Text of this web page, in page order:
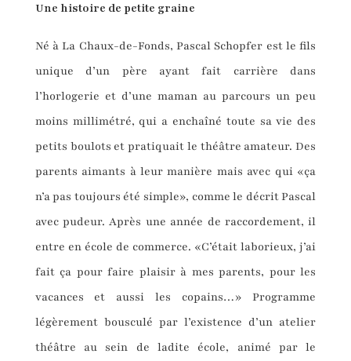
Une histoire de petite graine
Né à La Chaux-de-Fonds, Pascal Schopfer est le fils
unique d’un père ayant fait carrière dans
l’horlogerie et d’une maman au parcours un peu
moins millimétré, qui a enchaîné toute sa vie des
petits boulots et pratiquait le théâtre amateur. Des
parents aimants à leur manière mais avec qui «ça
n’a pas toujours été simple», comme le décrit Pascal
avec pudeur. Après une année de raccordement, il
entre en école de commerce. «C’était laborieux, j’ai
fait ça pour faire plaisir à mes parents, pour les
vacances et aussi les copains…» Programme
légèrement bousculé par l’existence d’un atelier
théâtre au sein de ladite école, animé par le